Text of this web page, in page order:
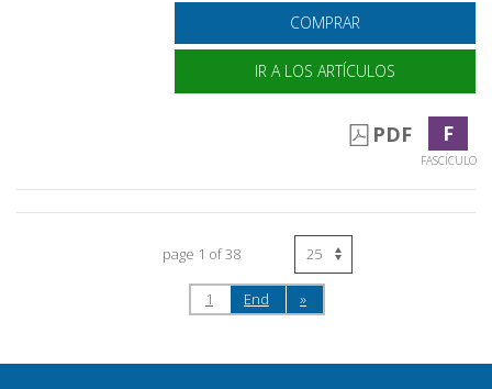
COMPRAR
IR A LOS ARTÍCULOS
PDF F
FASCÍCULO
page 1 of 38
1 End »